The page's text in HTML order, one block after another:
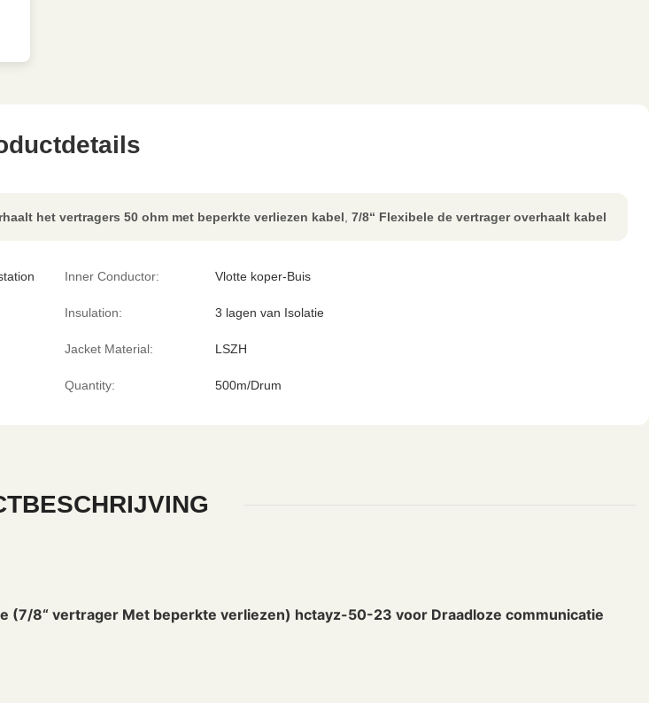
het vertragers 50 ohm met beperkte verliezen kabel 7/8“ Flexibele de vertrager overhaalt kabel
Inner Conductor: Vlotte koper-Buis
Insulation: 3 lagen van Isolatie
Jacket Material: LSZH
Quantity: 500m/Drum
(7/8“ vertrager Met beperkte verliezen) hctayz-50-23 voor Draadloze communicatie